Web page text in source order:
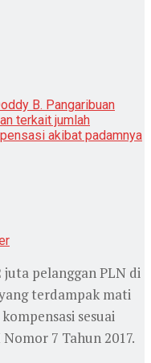
B. Pangaribuan
terkait jumlah
akibat padamnya
juta pelanggan PLN di
terdampak mati
sesuai
7 Tahun 2017.